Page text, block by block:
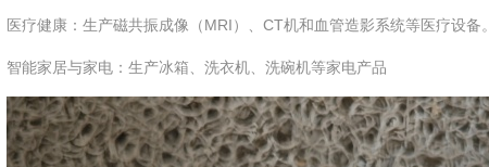
‌医疗健康‌：生产磁共振成像（MRI）、CT机和血管造影系统等医疗设备‌。
‌智能家居与家电‌：生产冰箱、洗衣机、洗碗机等家电产品‌